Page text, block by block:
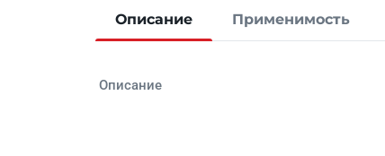
Описание Применимость
Описание